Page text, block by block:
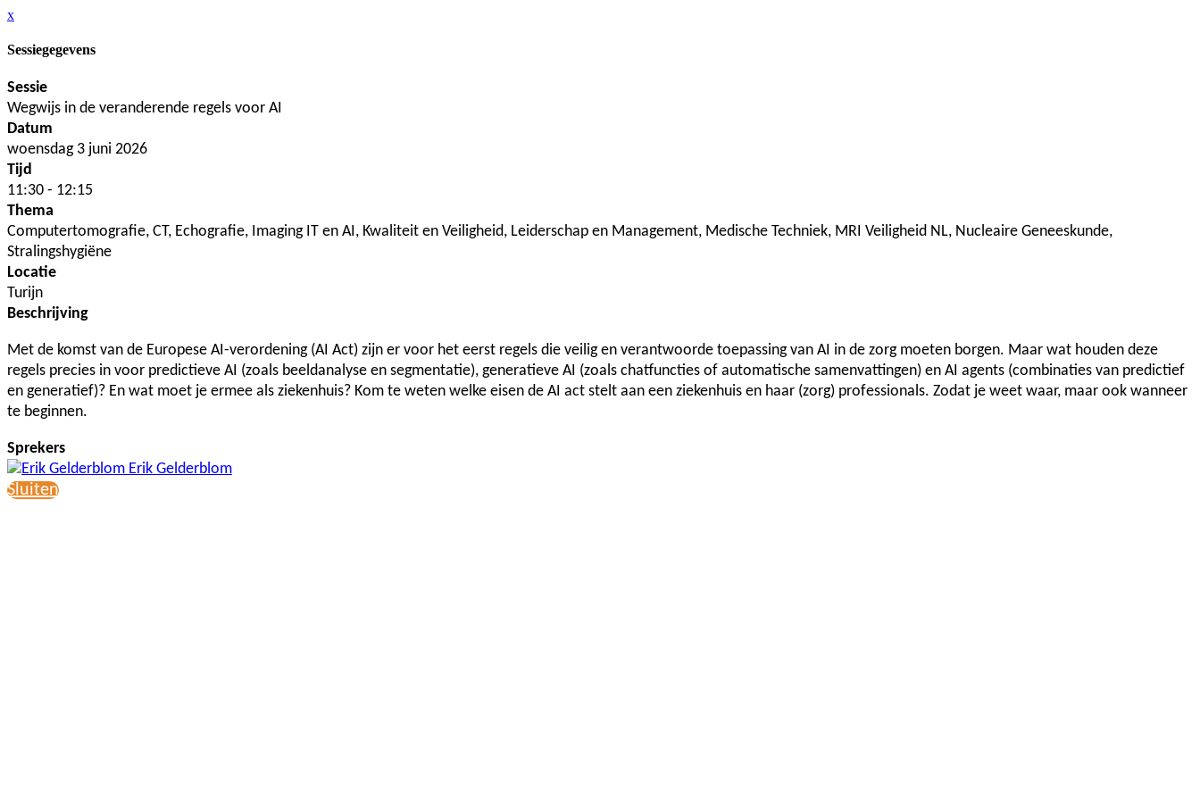
x
Sessiegegevens
Sessie
Wegwijs in de veranderende regels voor AI
Datum
woensdag 3 juni 2026
Tijd
11:30 - 12:15
Thema
Computertomografie, CT, Echografie, Imaging IT en AI, Kwaliteit en Veiligheid, Leiderschap en Management, Medische Techniek, MRI Veiligheid NL, Nucleaire Geneeskunde,
Stralingshygiëne
Locatie
Turijn
Beschrijving
Met de komst van de Europese AI-verordening (AI Act) zijn er voor het eerst regels die veilig en verantwoorde toepassing van AI in de zorg moeten borgen. Maar wat houden deze
regels precies in voor predictieve AI (zoals beeldanalyse en segmentatie), generatieve AI (zoals chatfuncties of automatische samenvattingen) en AI agents (combinaties van predictief
en generatief)? En wat moet je ermee als ziekenhuis? Kom te weten welke eisen de AI act stelt aan een ziekenhuis en haar (zorg) professionals. Zodat je weet waar, maar ook wanneer
te beginnen.
Sprekers
Erik Gelderblom
Sluiten